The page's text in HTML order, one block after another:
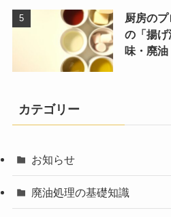
厨房の
の「揚げ
味・廃油
カテゴリー
お知らせ
廃油処理の基礎知識